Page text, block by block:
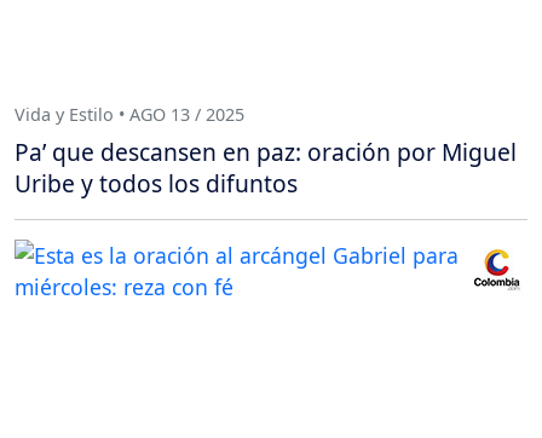
Vida y Estilo • AGO 13 / 2025
Pa’ que descansen en paz: oración por Miguel
Uribe y todos los difuntos